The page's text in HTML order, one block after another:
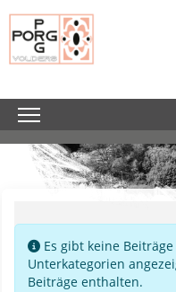
Information
Es gibt keine
Unterkategorien
Beiträge enthalten.